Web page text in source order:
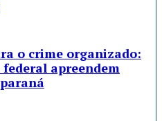
o crime organizado:
apreendem